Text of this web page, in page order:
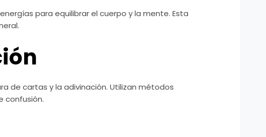
para equilibrar el cuerpo y la mente. Esta
de cartas y la adivinación. Utilizan métodos
confusión.